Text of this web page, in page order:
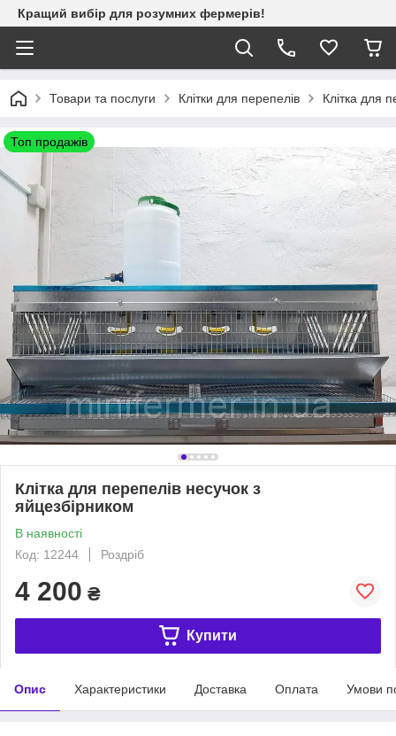
Кращий вибір для розумних фермерів!
Товари та послуги Клітки для перепелів Клітка для
Топ продажів
Клітка для перепелів несучок з
яйцезбірником
В наявності
Код: 12244
Роздріб
4 200 ₴
Купити
Опис Характеристики Доставка Оплата Умови